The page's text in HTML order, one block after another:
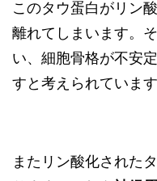
このタウ蛋白がリン
離れてしまいます。
い、細胞骨格が不安
すと考えられています
またリン酸化された